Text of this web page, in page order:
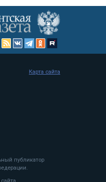
публикатор
Карта сайта